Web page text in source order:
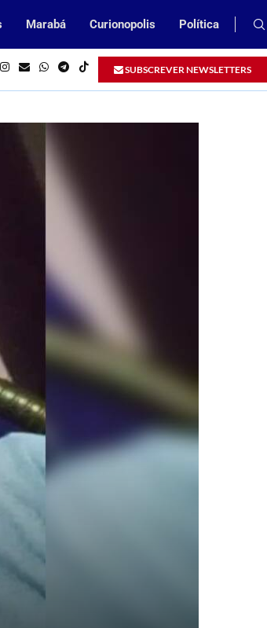
Marabá Curionopolis Política
Prefeitura de Parauapebas abrirá
SUBSCREVER NEWSLETTERS